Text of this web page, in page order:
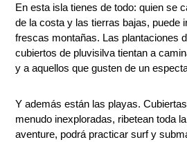
En esta isla tienes de todo: quien se
de la costa y las tierras bajas, puede
frescas montañas. Las plantaciones
cubiertos de pluvisilva tientan a
y a aquellos que gusten de un
Y además están las playas.
menudo inexploradas, ribetean toda
aventure, podrá practicar surf y